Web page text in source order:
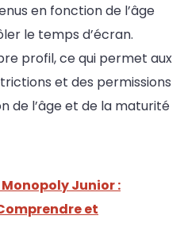
en fonction de l’âge
le temps d’écran.
profil, ce qui permet aux
et des permissions
de l’âge et de la maturité
Junior :
et